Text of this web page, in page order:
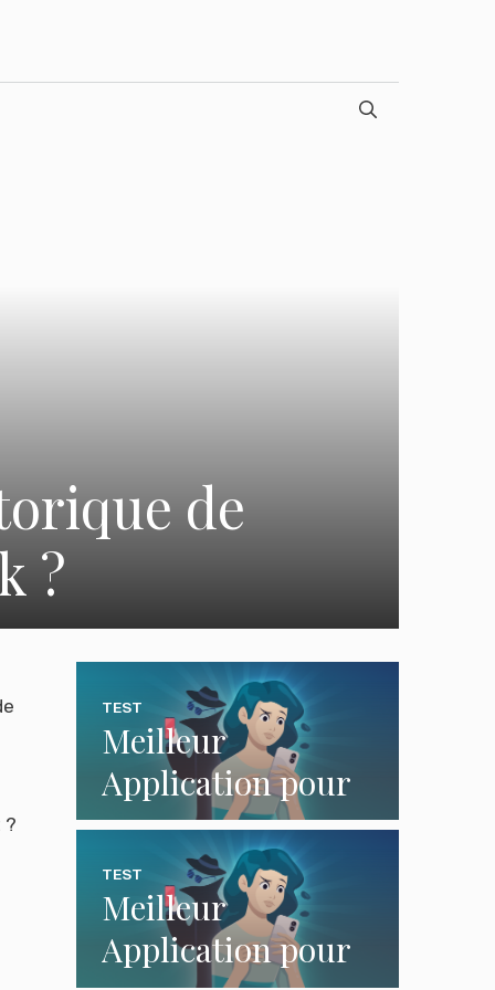
de
?
?
Meilleur
Application pour
Surveiller un
Téléphone pour le
Contrôle Parental
TEST
Meilleur
Application pour
TEST